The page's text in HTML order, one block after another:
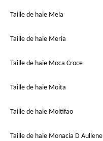
Taille de haie Mela
Taille de haie Meria
Taille de haie Moca Croce
Taille de haie Moita
Taille de haie Moltifao
Taille de haie Monacia D Aullene